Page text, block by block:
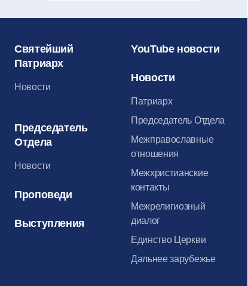
Святейший
Патриарх
Новости
Председатель
Отдела
Новости
Проповеди
Выступления
YouTube новости
Новости
Патриарх
Председатель Отдела
Межправославные
отношения
Межхристианские
контакты
Межрелигиозный
диалог
Единство Церкви
Дальнее зарубежье